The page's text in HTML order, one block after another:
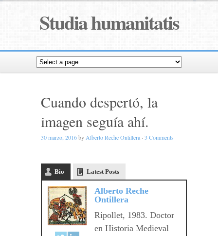
Studia humanitatis
Cuando despertó, la
imagen seguía ahí.
30 marzo, 2016by Alberto Reche Ontillera · 3 Comments
Bio Latest Posts
Alberto Reche
Ontillera
Ripollet, 1983. Doctor
en Historia Medieval